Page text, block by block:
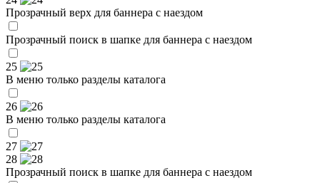
Прозрачный верх для баннера с наездом
Прозрачный поиск в шапке для баннера с наездом
25
В меню только разделы каталога
26
В меню только разделы каталога
27
28
Прозрачный поиск в шапке для баннера с наездом